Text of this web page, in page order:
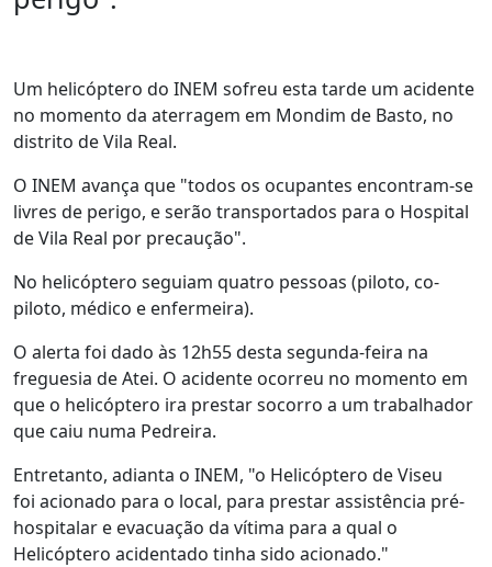
Um helicóptero do INEM sofreu esta tarde um acidente
no momento da aterragem em Mondim de Basto, no
distrito de Vila Real.
O INEM avança que "todos os ocupantes encontram-se
livres de perigo, e serão transportados para o Hospital
de Vila Real por precaução".
No helicóptero seguiam quatro pessoas (piloto, co-
piloto, médico e enfermeira).
O alerta foi dado às 12h55 desta segunda-feira na
freguesia de Atei. O acidente ocorreu no momento em
que o helicóptero ira prestar socorro a um trabalhador
que caiu numa Pedreira.
Entretanto, adianta o INEM, "o Helicóptero de Viseu
foi acionado para o local, para prestar assistência pré-
hospitalar e evacuação da vítima para a qual o
Helicóptero acidentado tinha sido acionado."